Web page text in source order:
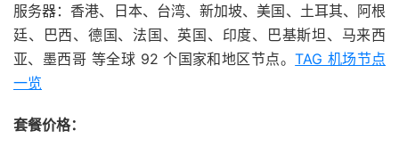
服务器：香港、日本、台湾、新加坡、美国、土耳其、阿根
廷、巴西、德国、法国、英国、印度、巴基斯坦、马来西
亚、墨西哥 等全球 92 个国家和地区节点。TAG 机场节点
一览
套餐价格：